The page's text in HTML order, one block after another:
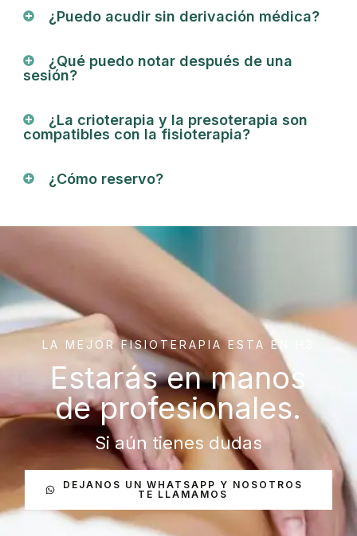
¿Puedo acudir sin derivación médica?
¿Qué puedo notar después de una
sesión?
¿La crioterapia y la presoterapia son
compatibles con la fisioterapia?
¿Cómo reservo?
LA MEJOR FISIOTERAPIA ESTA EN H3
Estarás en manos
de profesionales.
Si aún tienes dudas
DEJANOS UN WHATSAPP Y NOSOTROS
TE LLAMAMOS